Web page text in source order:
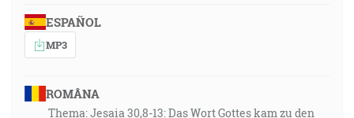
ESPAÑOL
MP3
ROMÂNA
Thema: Jesaia 30,8-13: Das Wort Gottes kam zu den